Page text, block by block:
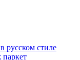
русском стиле